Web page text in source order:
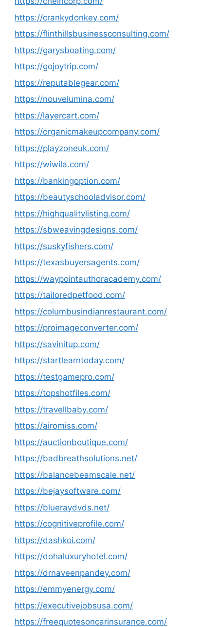
https://crankydonkey.com/
https://flinthillsbusinessconsulting.com/
https://garysboating.com/
https://gojoytrip.com/
https://reputablegear.com/
https://nouvelumina.com/
https://layercart.com/
https://organicmakeupcompany.com/
https://playzoneuk.com/
https://wiwila.com/
https://bankingoption.com/
https://beautyschooladvisor.com/
https://highqualitylisting.com/
https://sbweavingdesigns.com/
https://suskyfishers.com/
https://texasbuyersagents.com/
https://waypointauthoracademy.com/
https://tailoredpetfood.com/
https://columbusindianrestaurant.com/
https://proimageconverter.com/
https://savinitup.com/
https://startlearntoday.com/
https://testgamepro.com/
https://topshotfiles.com/
https://travellbaby.com/
https://airomiss.com/
https://auctionboutique.com/
https://badbreathsolutions.net/
https://balancebeamscale.net/
https://bejaysoftware.com/
https://blueraydvds.net/
https://cognitiveprofile.com/
https://dashkoi.com/
https://dohaluxuryhotel.com/
https://drnaveenpandey.com/
https://emmyenergy.com/
https://executivejobsusa.com/
https://freequotesoncarinsurance.com/